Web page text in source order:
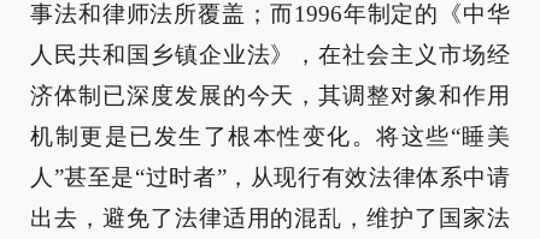
事法和律师法所覆盖；而1996年制定的《中华
人民共和国乡镇企业法》，在社会主义市场经
济体制已深度发展的今天，其调整对象和作用
机制更是已发生了根本性变化。将这些“睡美
人”甚至是“过时者”，从现行有效法律体系中请
出去，避免了法律适用的混乱，维护了国家法